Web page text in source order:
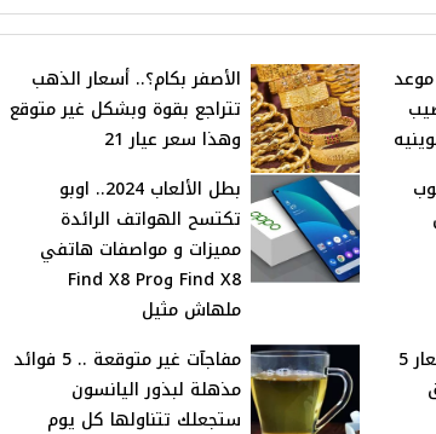
الأصفر بكام؟.. أسعار الذهب
تتراجع بقوة وبشكل غير متوقع
وهذا سعر عيار 21
بطل الألعاب 2024.. اوبو
تكتسح الهواتف الرائدة
مميزات و مواصفات هاتفي
Find X8 وFind X8 Pro
ملهاش مثيل
الحق اشتري.. انخفاض أسعار 5
مفاجآت غير متوقعة .. 5 فوائد
مذهلة لبذور اليانسون
ستجعلك تتناولها كل يوم